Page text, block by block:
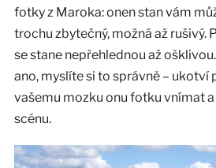
fotky z Maroka: onen stan vám
trochu zbytečný, možná až rušivý.
se stane nepřehlednou až
ano, myslíte si to správně – ukotví
vašemu mozku onu fotku vnímat
scénu.